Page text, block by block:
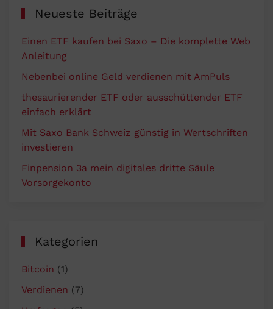
Neueste Beiträge
Einen ETF kaufen bei Saxo – Die komplette Web
Anleitung
Nebenbei online Geld verdienen mit AmPuls
thesaurierender ETF oder ausschüttender ETF
einfach erklärt
Mit Saxo Bank Schweiz günstig in Wertschriften
investieren
Finpension 3a mein digitales dritte Säule
Vorsorgekonto
Kategorien
Bitcoin (1)
Verdienen (7)